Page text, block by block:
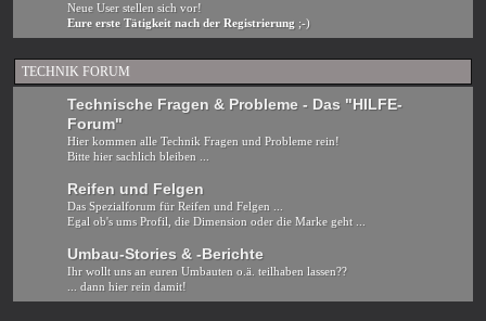
Neue User stellen sich vor!
Eure erste Tätigkeit nach der Registrierung ;-)
TECHNIK FORUM
Technische Fragen & Probleme - Das "HILFE-
Forum"
Hier kommen alle Technik Fragen und Probleme rein!
Bitte hier sachlich bleiben ...
Reifen und Felgen
Das Spezialforum für Reifen und Felgen ...
Egal ob's ums Profil, die Dimension oder die Marke geht ...
Umbau-Stories & -Berichte
Ihr wollt uns an euren Umbauten o.ä. teilhaben lassen??
... dann hier rein damit!